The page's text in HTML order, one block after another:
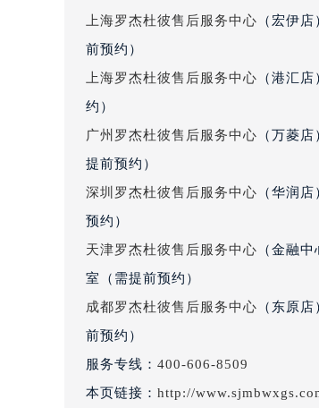
吉林省四平市铁东区紫
吉林省通化市东昌区环
辽宁省本溪市平山区胜
辽宁省丹东市振兴区七
辽宁省阜新市海州区解
辽宁省葫芦岛市连山区
辽宁省铁岭市银州区南
辽宁省营口市站前区市
上海罗杰杜彼售后服务中心 （宏伊
前预约）
上海罗杰杜彼售后服务中心 （港汇
约）
广州罗杰杜彼售后服务中心 （万菱
提前预约）
深圳罗杰杜彼售后服务中心 （华润
预约）
天津罗杰杜彼售后服务中心 （金融
室（需提前预约）
成都罗杰杜彼售后服务中心 （东原
前预约）
服务专线： 400-606-8509
本页链接： http://